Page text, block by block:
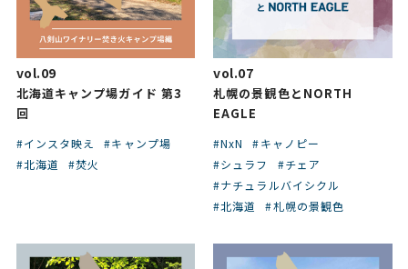
vol.09
北海道キャンプ場ガイド 第3
回
#インスタ映え
#キャンプ場
#北海道
#焚火
vol.07
札幌の景観色とNORTH
EAGLE
#NxN
#キャノピー
#シュラフ
#チェア
#ナチュラルバイシクル
#北海道
#札幌の景観色